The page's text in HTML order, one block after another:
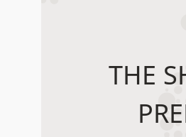
THE